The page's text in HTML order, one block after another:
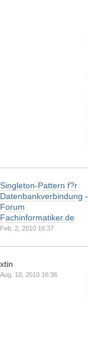
Singleton-Pattern f?r
Datenbankverbindung -
Forum
Fachinformatiker.de
Feb. 2, 2010 16:37
xtin
Aug. 10, 2010 16:36